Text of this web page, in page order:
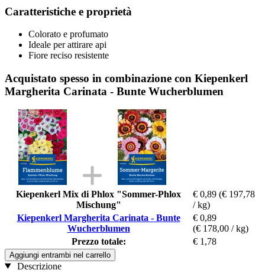
Caratteristiche e proprietà
Colorato e profumato
Ideale per attirare api
Fiore reciso resistente
Acquistato spesso in combinazione con Kiepenkerl
Margherita Carinata - Bunte Wucherblumen
Kiepenkerl Mix di Phlox "Sommer-Phlox
Mischung"
€ 0,89 (€ 197,78
/ kg)
Kiepenkerl Margherita Carinata - Bunte
Wucherblumen
€ 0,89
(€ 178,00 / kg)
Prezzo totale:
€ 1,78
Aggiungi entrambi nel carrello
Descrizione